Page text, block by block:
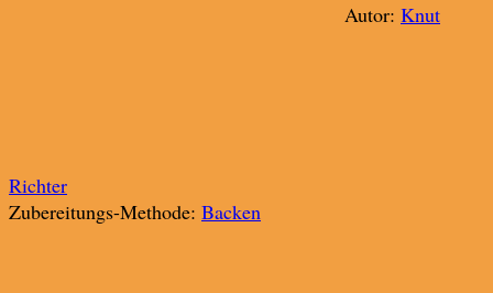
Autor: Knut
Richter
Zubereitungs-Methode: Backen